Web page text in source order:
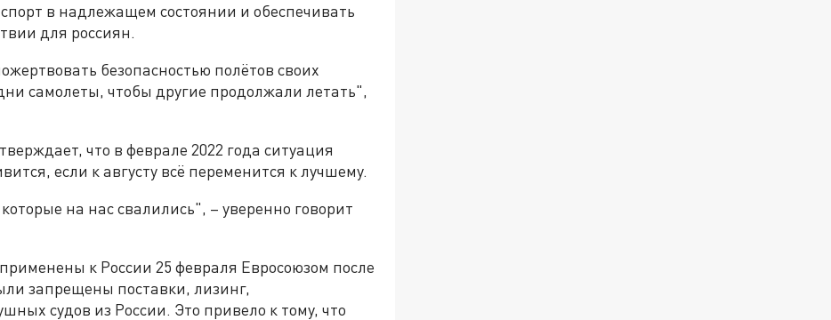
в надлежащем состоянии и обеспечивать
для россиян.
безопасностью полётов своих
самолеты, чтобы другие продолжали летать",
что в феврале 2022 года ситуация
если к августу всё переменится к лучшему.
на нас свалились", – уверенно говорит
к России 25 февраля Евросоюзом после
запрещены поставки, лизинг,
судов из России. Это привело к тому, что